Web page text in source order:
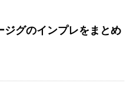
ジグのインプレをまとめ